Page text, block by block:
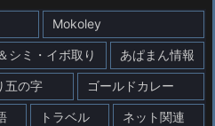
Mokoley
シミ・イボ取り あぱまん情報
五の字 ゴールドカレー
トラベル ネット関連